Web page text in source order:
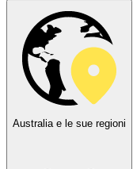
Australia e le sue regioni